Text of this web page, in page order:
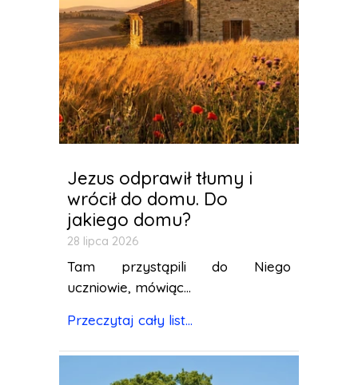
Jezus odprawił tłumy i
wrócił do domu. Do
jakiego domu?
28 lipca 2026
Tam przystąpili do Niego
uczniowie, mówiąc...
Przeczytaj cały list...